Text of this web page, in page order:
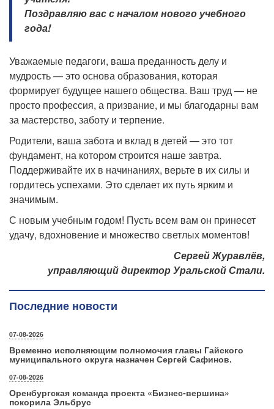
Поздравляю вас с началом нового учебного
года!
Уважаемые педагоги, ваша преданность делу и
мудрость — это основа образования, которая
формирует будущее нашего общества. Ваш труд — не
просто профессия, а призвание, и мы благодарны вам
за мастерство, заботу и терпение.
Родители, ваша забота и вклад в детей — это тот
фундамент, на котором строится наше завтра.
Поддерживайте их в начинаниях, верьте в их силы и
гордитесь успехами. Это сделает их путь ярким и
значимым.
С новым учебным годом! Пусть всем вам он принесет
удачу, вдохновение и множество светлых моментов!
Сергей Журавлёв,
управляющий директор Уральской Стали.
Последние новости
07-08-2026
Временно исполняющим полномочия главы Гайского
муниципального округа назначен Сергей Сафинов.
07-08-2026
Оренбургская команда проекта «Бизнес‑вершина»
покорила Эльбрус